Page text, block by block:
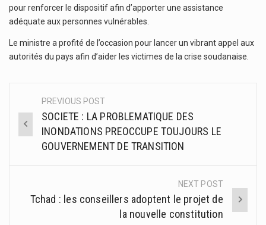
pour renforcer le dispositif afin d’apporter une assistance
adéquate aux personnes vulnérables.
Le ministre a profité de l’occasion pour lancer un vibrant appel aux
autorités du pays afin d’aider les victimes de la crise soudanaise.
Post
navigation
PREVIOUS POST
SOCIETE : LA PROBLEMATIQUE DES
INONDATIONS PREOCCUPE TOUJOURS LE
GOUVERNEMENT DE TRANSITION
NEXT POST
Tchad : les conseillers adoptent le projet de
la nouvelle constitution